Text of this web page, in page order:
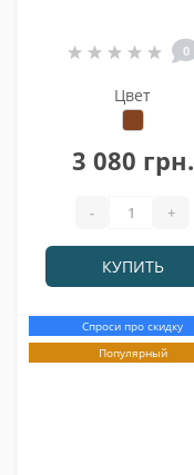
0
Цвет
3 080 грн.
- +
КУПИТЬ
Спроси про скидку
Популярный